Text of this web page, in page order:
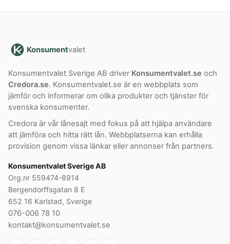
Konsumentvalet
Konsumentvalet Sverige AB driver Konsumentvalet.se och
Credora.se. Konsumentvalet.se är en webbplats som
jämför och informerar om olika produkter och tjänster för
svenska konsumenter.
Credora är vår lånesajt med fokus på att hjälpa användare
att jämföra och hitta rätt lån. Webbplatserna kan erhålla
provision genom vissa länkar eller annonser från partners.
Konsumentvalet Sverige AB
Org.nr 559474-8914
Bergendorffsgatan 8 E
652 16 Karlstad, Sverige
076-006 78 10
kontakt@konsumentvalet.se